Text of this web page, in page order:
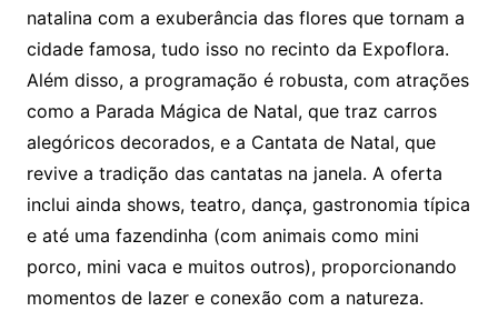
natalina com a exuberância das flores que tornam a
cidade famosa, tudo isso no recinto da Expoflora.
Além disso, a programação é robusta, com atrações
como a Parada Mágica de Natal, que traz carros
alegóricos decorados, e a Cantata de Natal, que
revive a tradição das cantatas na janela. A oferta
inclui ainda shows, teatro, dança, gastronomia típica
e até uma fazendinha (com animais como mini
porco, mini vaca e muitos outros), proporcionando
momentos de lazer e conexão com a natureza.